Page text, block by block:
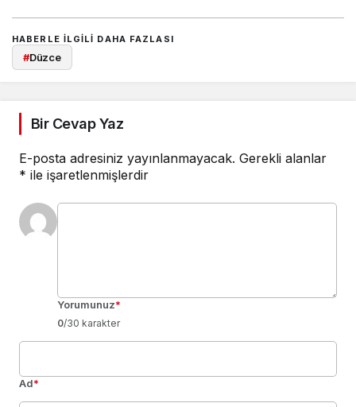
HABERLE ILGILI DAHA FAZLASI
#Düzce
Bir Cevap Yaz
E-posta adresiniz yayınlanmayacak. Gerekli alanlar
* ile işaretlenmişlerdir
Yorumunuz*
0/30 karakter
Ad*